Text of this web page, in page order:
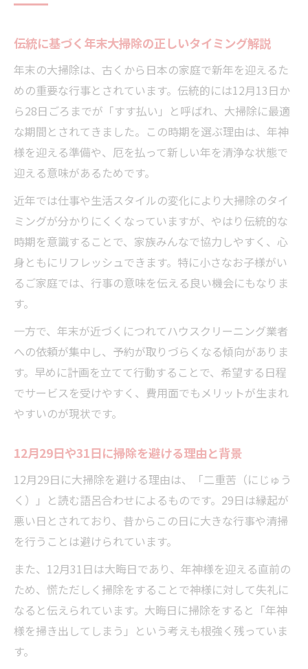
伝統に基づく年末大掃除の正しいタイミング解説
年末の大掃除は、古くから日本の家庭で新年を迎えるた
めの重要な行事とされています。伝統的には12月13日か
ら28日ごろまでが「すす払い」と呼ばれ、大掃除に最適
な期間とされてきました。この時期を選ぶ理由は、年神
様を迎える準備や、厄を払って新しい年を清浄な状態で
迎える意味があるためです。
近年では仕事や生活スタイルの変化により大掃除のタイ
ミングが分かりにくくなっていますが、やはり伝統的な
時期を意識することで、家族みんなで協力しやすく、心
身ともにリフレッシュできます。特に小さなお子様がい
るご家庭では、行事の意味を伝える良い機会にもなりま
す。
一方で、年末が近づくにつれてハウスクリーニング業者
への依頼が集中し、予約が取りづらくなる傾向がありま
す。早めに計画を立てて行動することで、希望する日程
でサービスを受けやすく、費用面でもメリットが生まれ
やすいのが現状です。
12月29日や31日に掃除を避ける理由と背景
12月29日に大掃除を避ける理由は、「二重苦（にじゅう
く）」と読む語呂合わせによるものです。29日は縁起が
悪い日とされており、昔からこの日に大きな行事や清掃
を行うことは避けられています。
また、12月31日は大晦日であり、年神様を迎える直前の
ため、慌ただしく掃除をすることで神様に対して失礼に
なると伝えられています。大晦日に掃除をすると「年神
様を掃き出してしまう」という考えも根強く残っていま
す。